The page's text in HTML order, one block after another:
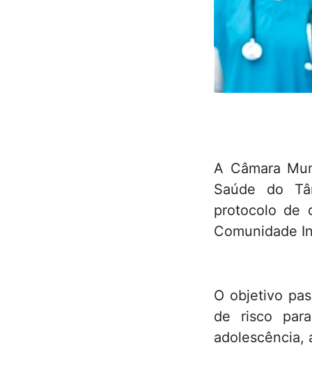
A Câmara
Saúde do
protocolo de
Comunidade
O objetivo
de risco
adolescência,